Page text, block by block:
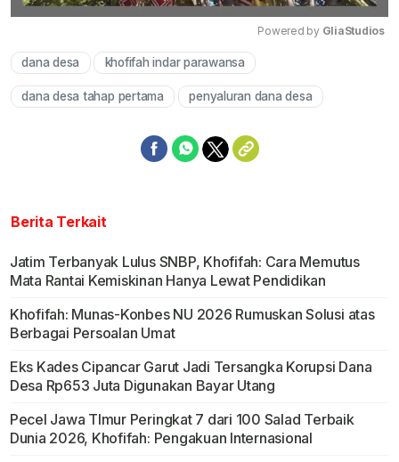
Powered by GliaStudios
dana desa khofifah indar parawansa
dana desa tahap pertama penyaluran dana desa
Berita Terkait
Jatim Terbanyak Lulus SNBP, Khofifah: Cara Memutus
Mata Rantai Kemiskinan Hanya Lewat Pendidikan
Khofifah: Munas-Konbes NU 2026 Rumuskan Solusi atas
Berbagai Persoalan Umat
Eks Kades Cipancar Garut Jadi Tersangka Korupsi Dana
Desa Rp653 Juta Digunakan Bayar Utang
Pecel Jawa TImur Peringkat 7 dari 100 Salad Terbaik
Dunia 2026, Khofifah: Pengakuan Internasional